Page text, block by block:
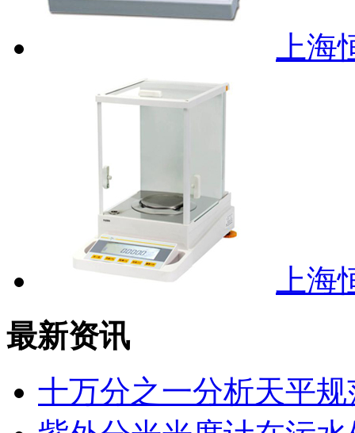
上
上
最新资讯
十万分之一分析天平